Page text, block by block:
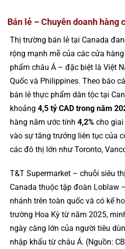
Bán lẻ – Chuyên doanh hàng
Thị trường bán lẻ tại Canada
rộng mạnh mẽ của các cửa
phẩm châu Á – đặc biệt là Việt
Quốc và Philippines. Theo báo
bán lẻ thực phẩm dân tộc tại
khoảng 4,5 tỷ CAD trong năm
hàng năm ước tính 4,2% cho
vào sự tăng trưởng liên tục của
các đô thị lớn như Toronto,
T&T Supermarket – chuỗi siêu
Canada thuộc tập đoàn Loblaw
nhánh trên toàn quốc và có kế
trường Hoa Kỳ từ năm 2025,
ngày càng lớn của người tiêu
nhập khẩu từ châu Á. (Nguồn: